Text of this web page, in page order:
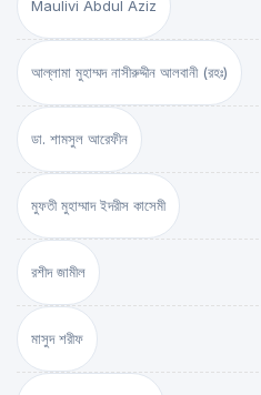
Maulivi Abdul Aziz
আল্লামা মুহাম্মদ নাসীরুদ্দীন আলবানী (রহঃ)
ডা. শামসুল আরেফীন
মুফতী মুহাম্মাদ ইদরীস কাসেমী
রশীদ জামীল
মাসুদ শরীফ